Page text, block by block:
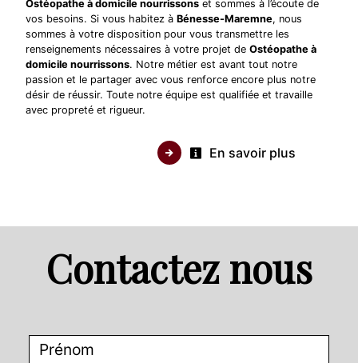
Ostéopathe à domicile nourrissons et sommes à l’écoute de
vos besoins. Si vous habitez à Bénesse-Maremne, nous
sommes à votre disposition pour vous transmettre les
renseignements nécessaires à votre projet de Ostéopathe à
domicile nourrissons. Notre métier est avant tout notre
passion et le partager avec vous renforce encore plus notre
désir de réussir. Toute notre équipe est qualifiée et travaille
avec propreté et rigueur.
En savoir plus
Contactez nous